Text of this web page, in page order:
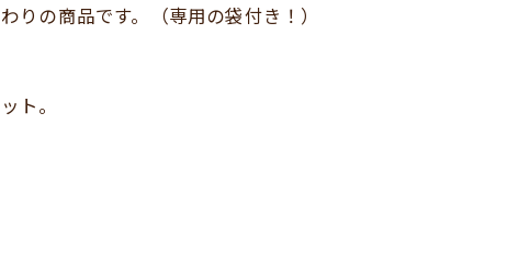
の商品です。（専用の袋付き！）
ト。